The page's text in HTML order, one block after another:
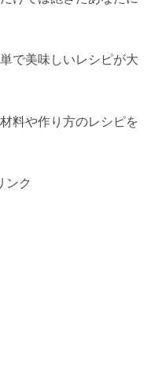
で美味しいレシピが大
料や作り方のレシピを
ンク